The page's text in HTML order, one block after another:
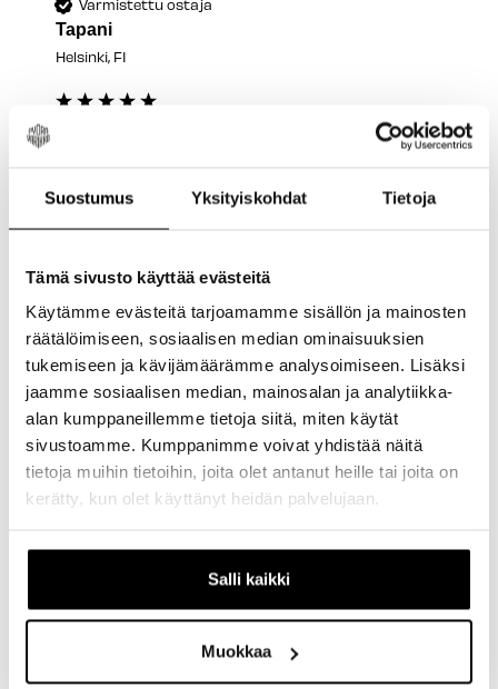
Suostumus Yksityiskohdat Tietoja
Tämä sivusto käyttää evästeitä
Käytämme evästeitä tarjoamamme sisällön ja mainosten
räätälöimiseen, sosiaalisen median ominaisuuksien
tukemiseen ja kävijämäärämme analysoimiseen. Lisäksi
jaamme sosiaalisen median, mainosalan ja analytiikka-
alan kumppaneillemme tietoja siitä, miten käytät
sivustoamme. Kumppanimme voivat yhdistää näitä
tietoja muihin tietoihin, joita olet antanut heille tai joita on
kerätty, kun olet käyttänyt heidän palvelujaan.
Salli kaikki
Muokkaa
Varmistettu ostaja
Tapani
Helsinki, FI
Shimano CN-E6090 E-bike STEPS 10v Ketju
Arvostelija ei jättänyt kommenttia
E
Varmistettu ostaja
Erkki
Shimano CN-E6090 E-bike STEPS 10v Ketju
Arvostelija ei jättänyt kommenttia